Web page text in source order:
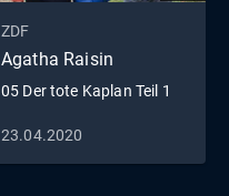
ZDF
Agatha Raisin
05 Der tote Kaplan Teil 1
23.04.2020